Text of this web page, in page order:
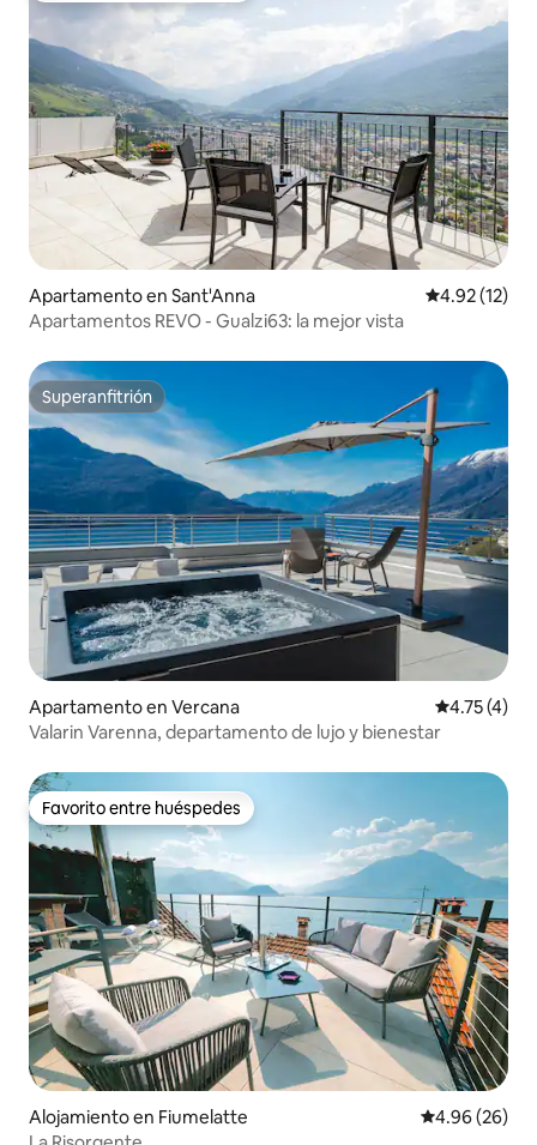
Apartamento en Sant'Anna Calificación
4.92 (12)
Apartamentos REVO - Gualzi63: la mejor vista
Superanfitrión
Superanfitrión
Apartamento en Vercana Calificación
4.75 (4)
Valarin Varenna, departamento de lujo y bienestar
Favorito entre huéspedes
Favorito entre huéspedes
Alojamiento en Fiumelatte Calificación
4.96 (26)